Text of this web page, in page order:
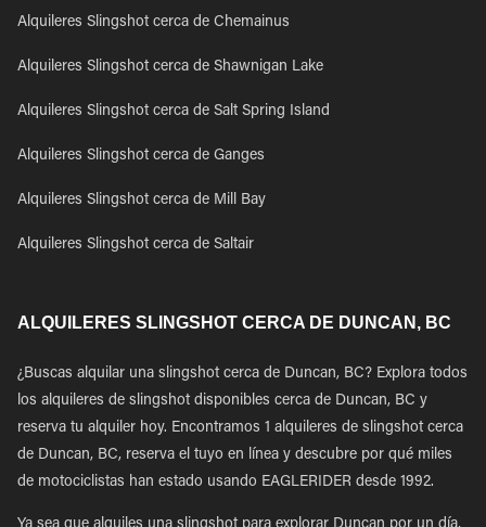
Alquileres Slingshot cerca de Chemainus
Alquileres Slingshot cerca de Shawnigan Lake
Alquileres Slingshot cerca de Salt Spring Island
Alquileres Slingshot cerca de Ganges
Alquileres Slingshot cerca de Mill Bay
Alquileres Slingshot cerca de Saltair
ALQUILERES SLINGSHOT CERCA DE DUNCAN, BC
¿Buscas alquilar una slingshot cerca de Duncan, BC? Explora todos
los alquileres de slingshot disponibles cerca de Duncan, BC y
reserva tu alquiler hoy. Encontramos 1 alquileres de slingshot cerca
de Duncan, BC, reserva el tuyo en línea y descubre por qué miles
de motociclistas han estado usando EAGLERIDER desde 1992.